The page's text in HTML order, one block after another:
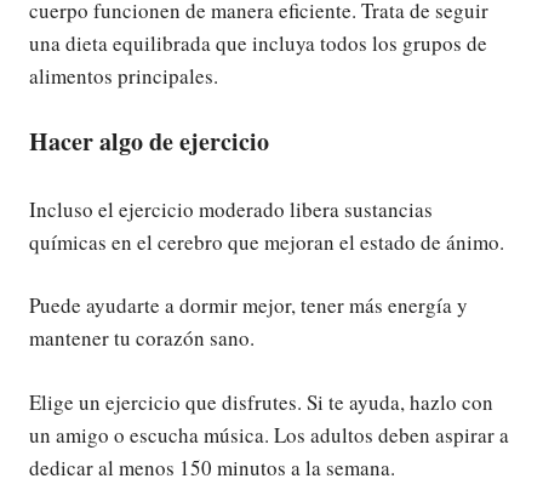
cuerpo funcionen de manera eficiente. Trata de seguir
una dieta equilibrada que incluya todos los grupos de
alimentos principales.
Hacer algo de ejercicio
Incluso el ejercicio moderado libera sustancias
químicas en el cerebro que mejoran el estado de ánimo.
Puede ayudarte a dormir mejor, tener más energía y
mantener tu corazón sano.
Elige un ejercicio que disfrutes. Si te ayuda, hazlo con
un amigo o escucha música. Los adultos deben aspirar a
dedicar al menos 150 minutos a la semana.